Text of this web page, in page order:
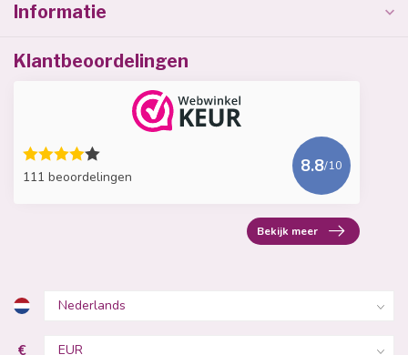
Informatie
Klantbeoordelingen
111 beoordelingen
8.8/10
Bekijk meer
€